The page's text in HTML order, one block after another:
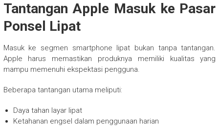
Tantangan Apple Masuk ke Pasar
Ponsel Lipat
Masuk ke segmen smartphone lipat bukan tanpa tantangan.
Apple harus memastikan produknya memiliki kualitas yang
mampu memenuhi ekspektasi pengguna.
Beberapa tantangan utama meliputi:
Daya tahan layar lipat
Ketahanan engsel dalam penggunaan harian